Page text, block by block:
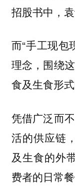
招股书中，
而“手工现包
理念，围绕
食及生食形
凭借广泛而
活的供应链
及生食的外
费者的日常餐